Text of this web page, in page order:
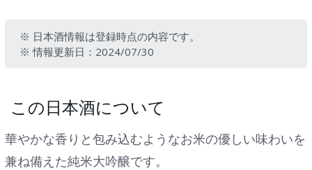
※ 日本酒情報は登録時点の内容です。
※ 情報更新日：2024/07/30
この日本酒について
華やかな香りと包み込むようなお米の優しい味わいを
兼ね備えた純米大吟醸です。